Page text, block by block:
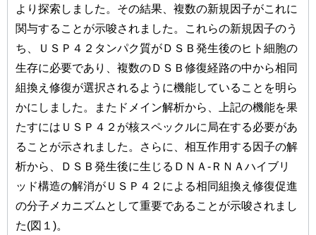
より探索しました。その結果、複数の新規因子がこれに
関与することが示唆されました。これらの新規因子のう
ち、ＵＳＰ４２タンパク質がＤＳＢ発生後のヒト細胞の
生存に必要であり、複数のＤＳＢ修復経路の中から相同
組換え修復が選択されるように機能していることを明ら
かにしました。またドメイン解析から、上記の機能を果
たすにはＵＳＰ４２が核スペックルに局在する必要があ
ることが示されました。さらに、相互作用する因子の解
析から、ＤＳＢ発生後に生じるＤＮＡ-ＲＮＡハイブリ
ッド構造の解消がＵＳＰ４２による相同組換え修復促進
の分子メカニズムとして重要であることが示唆されまし
た(図１)。